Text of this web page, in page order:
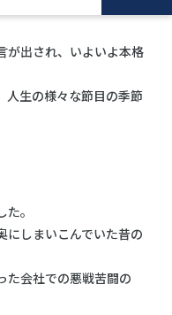
が出され、いよいよ本格
人生の様々な節目の季節
。
にしまいこんでいた昔の
た会社での悪戦苦闘の